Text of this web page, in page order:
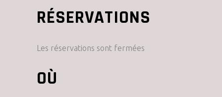
RÉSERVATIONS
Les réservations sont fermées
OÙ